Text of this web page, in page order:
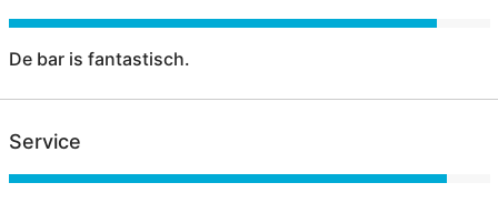
De bar is fantastisch.
Service